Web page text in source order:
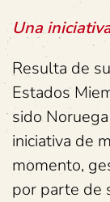
Una
Resulta de
Estados
sido
iniciativa de
momento,
por parte de